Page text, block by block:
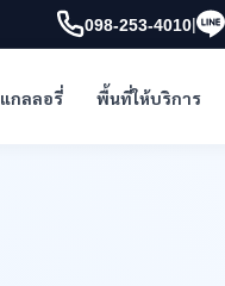
098-253-4010|
แกลลอรี่ พื้นที่ให้บริการ